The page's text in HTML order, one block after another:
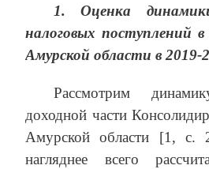
1.Оценка
налоговых поступлений
Амурской области в 2019-
Рассмотрим
доходной части
Амурской области [1, с.
нагляднее всего